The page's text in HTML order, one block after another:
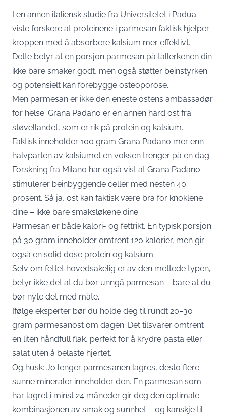
I en annen italiensk studie fra Universitetet i Padua
viste forskere at proteinene i parmesan faktisk hjelper
kroppen med å absorbere kalsium mer effektivt.
Dette betyr at en porsjon parmesan på tallerkenen din
ikke bare smaker godt, men også støtter beinstyrken
og potensielt kan forebygge osteoporose.
Men parmesan er ikke den eneste ostens ambassadør
for helse. Grana Padano er en annen hard ost fra
støvellandet, som er rik på protein og kalsium.
Faktisk inneholder 100 gram Grana Padano mer enn
halvparten av kalsiumet en voksen trenger på en dag.
Forskning fra Milano har også vist at Grana Padano
stimulerer beinbyggende celler med nesten 40
prosent. Så ja, ost kan faktisk være bra for knoklene
dine – ikke bare smaksløkene dine.
Parmesan er både kalori- og fettrikt. En typisk porsjon
på 30 gram inneholder omtrent 120 kalorier, men gir
også en solid dose protein og kalsium.
Selv om fettet hovedsakelig er av den mettede typen,
betyr ikke det at du bør unngå parmesan – bare at du
bør nyte det med måte.
Ifølge eksperter bør du holde deg til rundt 20–30
gram parmesanost om dagen. Det tilsvarer omtrent
en liten håndfull flak, perfekt for å krydre pasta eller
salat uten å belaste hjertet.
Og husk: Jo lenger parmesanen lagres, desto flere
sunne mineraler inneholder den. En parmesan som
har lagret i minst 24 måneder gir deg den optimale
kombinasjonen av smak og sunnhet – og kanskje til